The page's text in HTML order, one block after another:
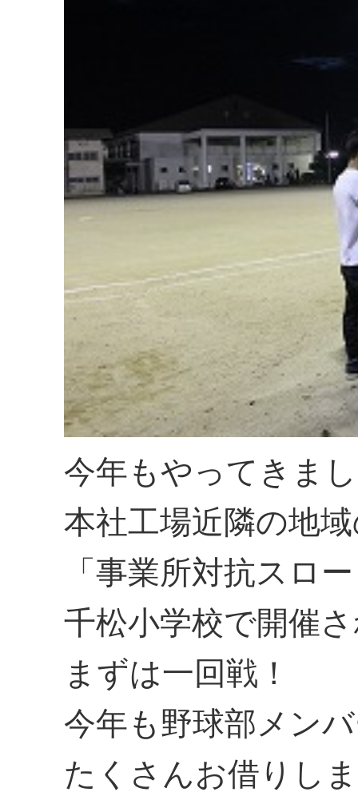
今年もやってきま
本社工場近隣の地
「事業所対抗スロ
千松小学校で開催
まずは一回戦！
今年も野球部メン
たくさんお借りし